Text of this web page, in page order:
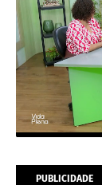
PUBLICIDADE